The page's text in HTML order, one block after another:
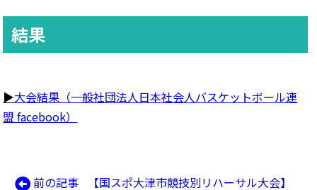
結果
▶大会結果（一般社団法人日本社会人バスケットボール連
盟 facebook）
前の記事 前
【国スポ大津市競技別リハーサル大会】